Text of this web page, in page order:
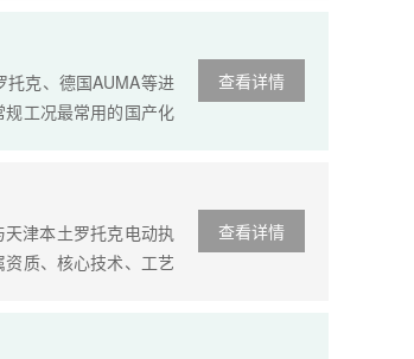
查看详情
克、德国AUMA等进
工况最常用的国产化
查看详情
津本土罗托克电动执
质、核心技术、工艺